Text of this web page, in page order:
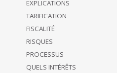
EXPLICATIONS
TARIFICATION
FISCALITÉ
RISQUES
PROCESSUS
QUELS INTÉRÊTS